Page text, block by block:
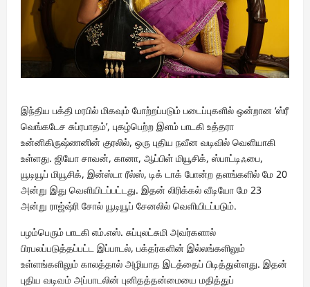
இந்திய பக்தி மரபில் மிகவும் போற்றப்படும் படைப்புகளில் ஒன்றான ‘ஸ்ரீ
வெங்கடேச சுப்ரபாதம்’, புகழ்பெற்ற இளம் பாடகி உத்தரா
உன்னிகிருஷ்ணனின் குரலில், ஒரு புதிய நவீன வடிவில் வெளியாகி
உள்ளது. ஜியோ சாவன், கானா, ஆப்பிள் மியூசிக், ஸ்பாட்டிஃபை,
யூடியூப் மியூசிக், இன்ஸ்டா ரீல்ஸ், டிக் டாக் போன்ற தளங்களில் மே 20
அன்று இது வெளியிடப்பட்டது. இதன் லிரிக்கல் வீடியோ மே 23
அன்று ராஜ்ஷ்ரி சோல் யூடியூப் சேனலில் வெளியிடப்படும்.
பழம்பெரும் பாடகி எம்.எஸ். சுப்புலட்சுமி அவர்களால்
பிரபலப்படுத்தப்பட்ட இப்பாடல், பக்தர்களின் இல்லங்களிலும்
உள்ளங்களிலும் காலத்தால் அழியாத இடத்தைப் பிடித்துள்ளது. இதன்
புதிய வடிவம் அப்பாடலின் புனிதத்தன்மையை மதித்துப்